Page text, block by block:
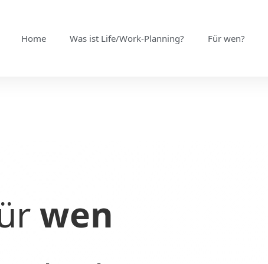
Home Was ist Life/Work-Planning? Für wen?
wen